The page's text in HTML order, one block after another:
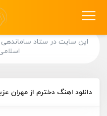
این سایت در ستاد
دانلود اهنگ دخترم از مهران